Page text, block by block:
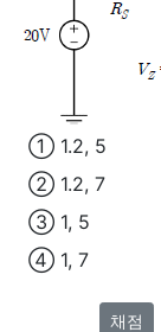
① 1.2, 5
② 1.2, 7
③ 1, 5
④ 1, 7
채점